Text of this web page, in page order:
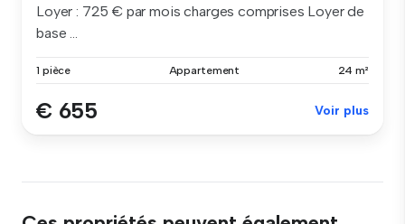
Loyer : 725 € par mois charges comprises Loyer de
base ...
1 pièce Appartement 24 m²
€ 655 Voir plus